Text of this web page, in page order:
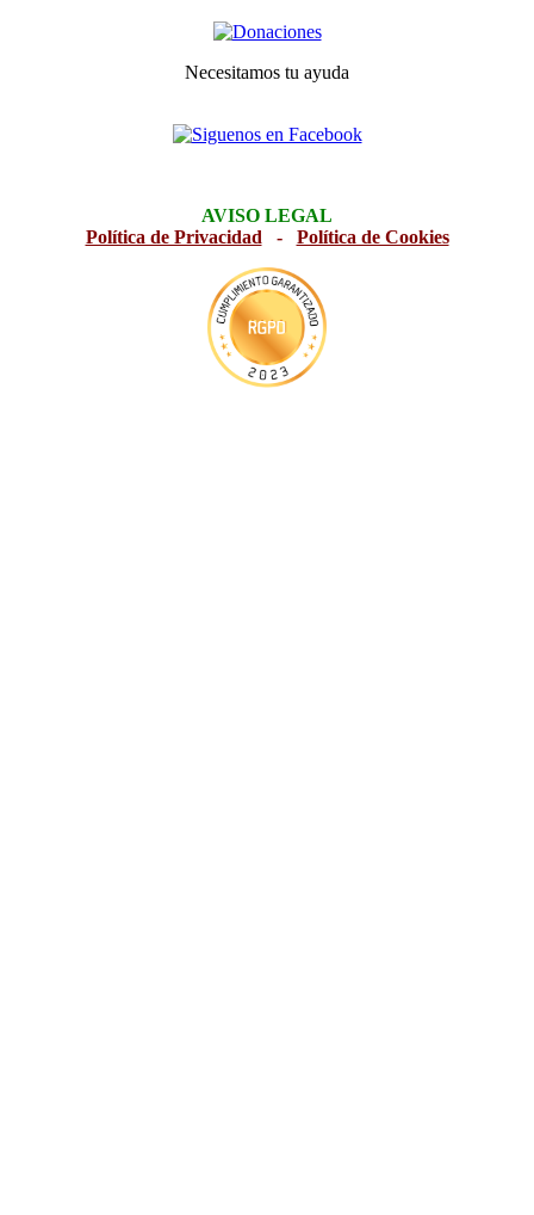
Necesitamos tu ayuda
AVISO LEGAL
Política de Privacidad - Política de Cookies